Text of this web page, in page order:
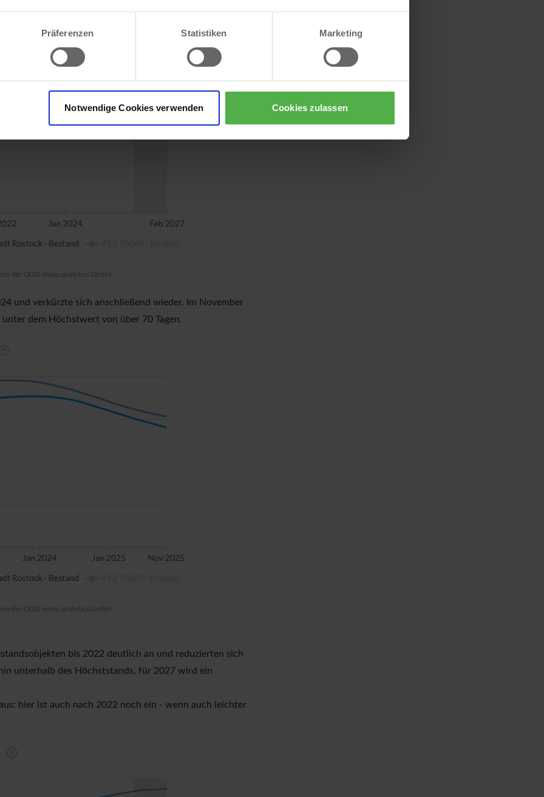
Präferenzen Statistiken Marketing
Notwendige Cookies verwenden Cookies zulassen
und verkürzte sich anschließend wieder. Im November
dem Höchstwert von über 70 Tagen.
bis 2022 deutlich an und reduzierten sich
unterhalb des Höchststands, für 2027 wird ein
hier ist auch nach 2022 noch ein - wenn auch leichter